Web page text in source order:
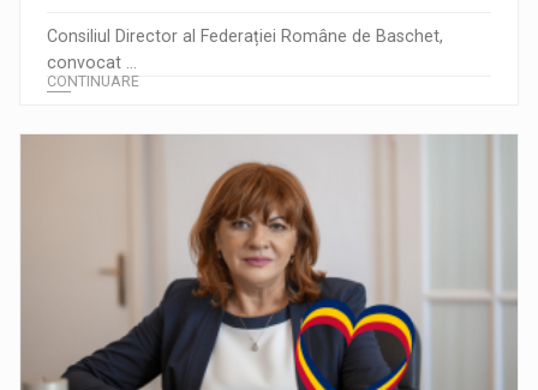
Consiliul Director al Federației Române de Baschet,
convocat ...
CONTINUARE